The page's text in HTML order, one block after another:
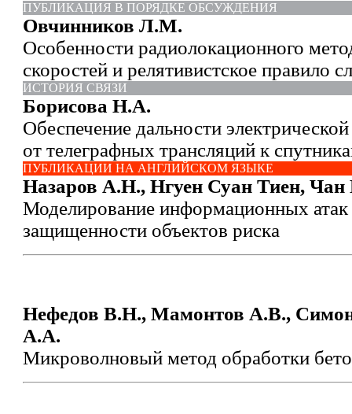
ПУБЛИКАЦИЯ В ПОРЯДКЕ ОБСУЖДЕНИЯ
Овчинников Л.М.
Особенности радиолокационного
скоростей и релятивистское правило
ИСТОРИЯ СВЯЗИ
Борисова Н.А.
Обеспечение дальности
от телеграфных трансляций к
ПУБЛИКАЦИИ НА АНГЛИЙСКОМ ЯЗЫКЕ
Назаров А.Н., Нгуен Суан Тиен,
Моделирование информационных атак
защищенности объектов риска
Нефедов В.Н., Мамонтов А.В.,
А.А.
Микроволновый метод обработки